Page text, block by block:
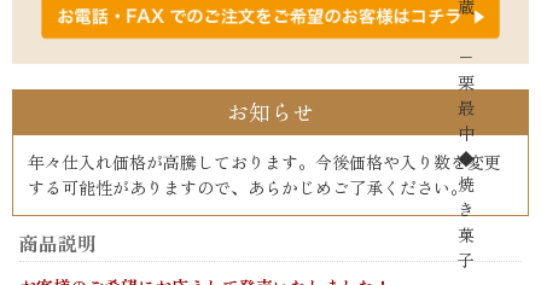
蔵
−
栗
最
中
◆
焼
き
菓
子
お知らせ
年々仕入れ価格が高騰しております。今後価格や入り数を変更
する可能性がありますので、あらかじめご了承ください。
商品説明